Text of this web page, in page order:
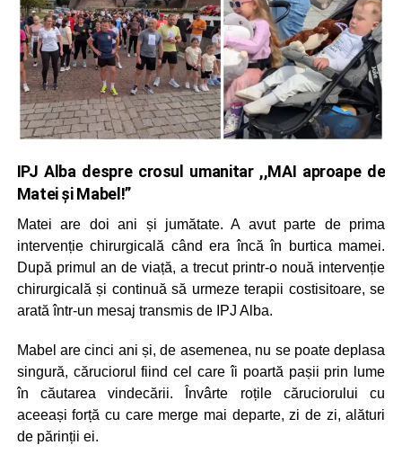
IPJ Alba despre crosul umanitar ,,MAI aproape de
Matei și Mabel!”
Matei are doi ani și jumătate. A avut parte de prima
intervenție chirurgicală când era încă în burtica mamei.
După primul an de viață, a trecut printr-o nouă intervenție
chirurgicală și continuă să urmeze terapii costisitoare, se
arată într-un mesaj transmis de IPJ Alba.
Mabel are cinci ani și, de asemenea, nu se poate deplasa
singură, căruciorul fiind cel care îi poartă pașii prin lume
în căutarea vindecării. Învârte roțile căruciorului cu
aceeași forță cu care merge mai departe, zi de zi, alături
de părinții ei.